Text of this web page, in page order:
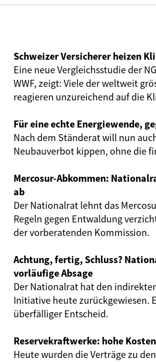
Schweizer Versicherer heizen
Eine neue Vergleichsstudie der
WWF, zeigt: Viele der weltweit
reagieren unzureichend auf die
Für eine echte Energiewende,
Nach dem Ständerat will nun
Neubauverbot kippen, ohne die
Mercosur-Abkommen:
ab
Der Nationalrat lehnt das
Regeln gegen Entwaldung
der vorberatenden Kommission.
Achtung, fertig, Schluss?
vorläufige Absage
Der Nationalrat hat den
Initiative heute zurückgewiesen.
überfälliger Entscheid.
Reservekraftwerke: hohe
Heute wurden die Verträge zu